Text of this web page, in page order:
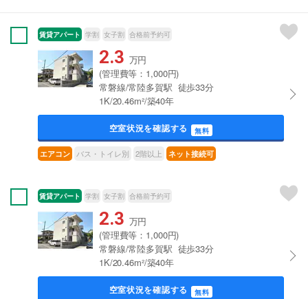
賃貸アパート 学割 女子割 合格前予約可
2.3 万円
(管理費等：1,000円)
常磐線/常陸多賀駅 徒歩33分
1K/20.46m²/築40年
空室状況を確認する 無料
エアコン バス・トイレ別 2階以上 ネット接続可
賃貸アパート 学割 女子割 合格前予約可
2.3 万円
(管理費等：1,000円)
常磐線/常陸多賀駅 徒歩33分
1K/20.46m²/築40年
空室状況を確認する 無料